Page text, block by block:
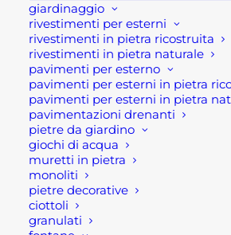
giardinaggio
rivestimenti per esterni
rivestimenti in pietra ricostruita
rivestimenti in pietra naturale
pavimenti per esterno
pavimenti per esterni in pietra
pavimenti per esterni in pietra
pavimentazioni drenanti
pietre da giardino
giochi di acqua
muretti in pietra
monoliti
pietre decorative
ciottoli
granulati
Dunque queste serre di
oltre che dalle dimensioni
forma e dai materiali. Resta
evidente che la principale
che una serra deve
leggerezza, ma anche la
agenti atmosferici, vento e
La principale caratteristica
avere unaserra da balcone
certamente al leggerezza, ma
tempo è bene che ci si trovi